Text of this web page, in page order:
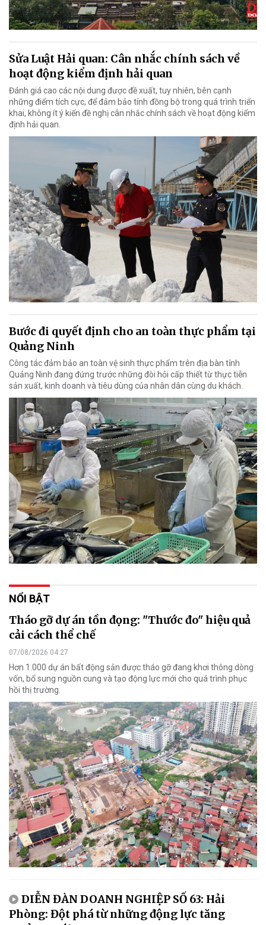
Sửa Luật Hải quan: Cân nhắc chính sách về
hoạt động kiểm định hải quan
Đánh giá cao các nội dung được đề xuất, tuy nhiên, bên cạnh
những điểm tích cực, để đảm bảo tính đồng bộ trong quá trình triển
khai, không ít ý kiến đề nghị cân nhắc chính sách về hoạt động kiểm
định hải quan.
Bước đi quyết định cho an toàn thực phẩm tại
Quảng Ninh
Công tác đảm bảo an toàn vệ sinh thực phẩm trên địa bàn tỉnh
Quảng Ninh đang đứng trước những đòi hỏi cấp thiết từ thực tiễn
sản xuất, kinh doanh và tiêu dùng của nhân dân cùng du khách.
NỔI BẬT
Tháo gỡ dự án tồn đọng: "Thước đo" hiệu quả
cải cách thể chế
07/08/2026 04:27
Hơn 1.000 dự án bất động sản được tháo gỡ đang khơi thông dòng
vốn, bổ sung nguồn cung và tạo động lực mới cho quá trình phục
hồi thị trường.
DIỄN ĐÀN DOANH NGHIỆP SỐ 63: Hải
Phòng: Đột phá từ những động lực tăng